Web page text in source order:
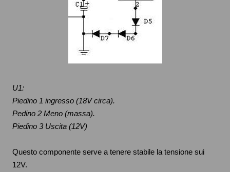
U1:
Piedino 1 ingresso (18V circa).
Pedino 2 Meno (massa).
Piedino 3 Uscita (12V)
Questo componente serve a tenere stabile la tensione sui
12V.